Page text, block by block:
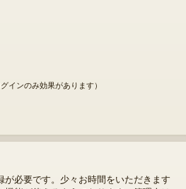
インのみ効果があります）
が必要です。少々お時間をいただきます